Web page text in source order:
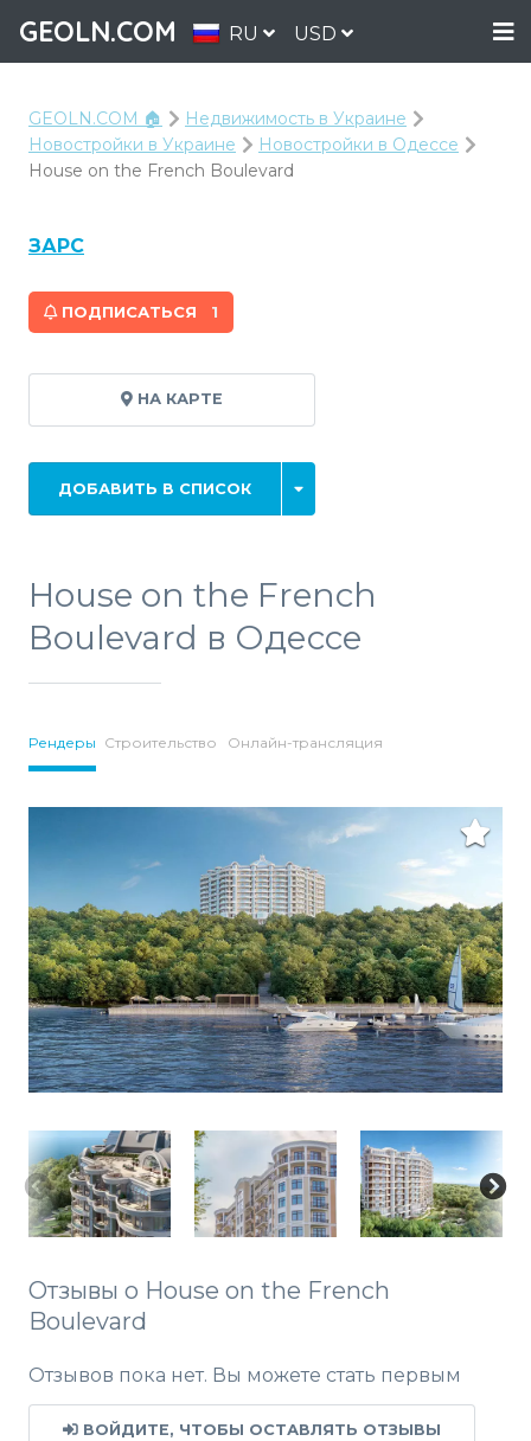
GEOLN.COM RU USD
GEOLN.COM 🏠
Недвижимость в Украине
Новостройки в Украине
Новостройки в Одессе
House on the French Boulevard
ЗАРС
ПОДПИСАТЬСЯ 1
НА КАРТЕ
ДОБАВИТЬ В СПИСОК
House on the French
Boulevard в Одессе
Рендеры Строительство Онлайн-трансляция
Отзывы о House on the French
Boulevard
Отзывов пока нет. Вы можете стать первым
ВОЙДИТЕ, ЧТОБЫ ОСТАВЛЯТЬ ОТЗЫВЫ